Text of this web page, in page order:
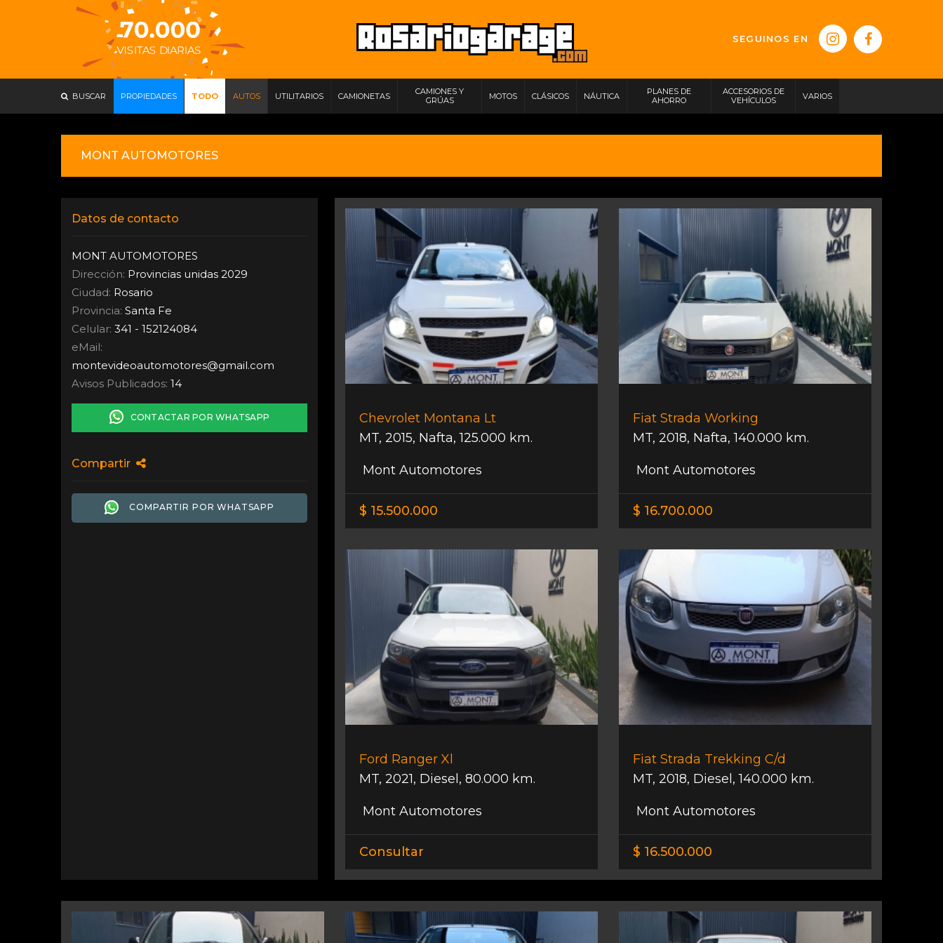
SEGUINOS EN
BUSCAR PROPIEDADES TODO AUTOS UTILITARIOS CAMIONETAS
CAMIONES Y
GRÚAS
MOTOS CLÁSICOS NÁUTICA
PLANES DE
AHORRO
ACCESORIOS DE
VEHÍCULOS
VARIOS
MONT AUTOMOTORES
Datos de contacto
MONT AUTOMOTORES
Dirección: Provincias unidas 2029
Ciudad: Rosario
Provincia: Santa Fe
Celular: 341 - 152124084
eMail:
montevideoautomotores@gmail.com
Avisos Publicados: 14
CONTACTAR POR WHATSAPP
Compartir
COMPARTIR POR WHATSAPP
Chevrolet Montana Lt
MT, 2015, Nafta,125.000 km.
Mont Automotores
$ 15.500.000
Fiat Strada Working
MT, 2018, Nafta,140.000 km.
Mont Automotores
$ 16.700.000
Ford Ranger Xl
MT, 2021, Diesel , 80.000 km.
Mont Automotores
Consultar
Fiat Strada Trekking C/d
MT, 2018, Diesel ,140.000 km.
Mont Automotores
$ 16.500.000